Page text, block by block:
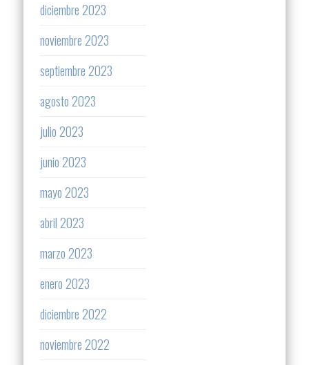
diciembre 2023
noviembre 2023
septiembre 2023
agosto 2023
julio 2023
junio 2023
mayo 2023
abril 2023
marzo 2023
enero 2023
diciembre 2022
noviembre 2022